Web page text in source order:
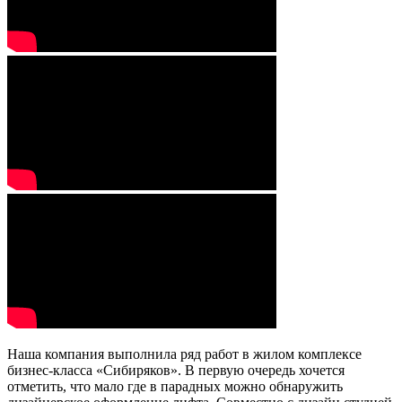
Наша компания выполнила ряд работ в жилом комплексе
бизнес-класса «Сибиряков». В первую очередь хочется
отметить, что мало где в парадных можно обнаружить